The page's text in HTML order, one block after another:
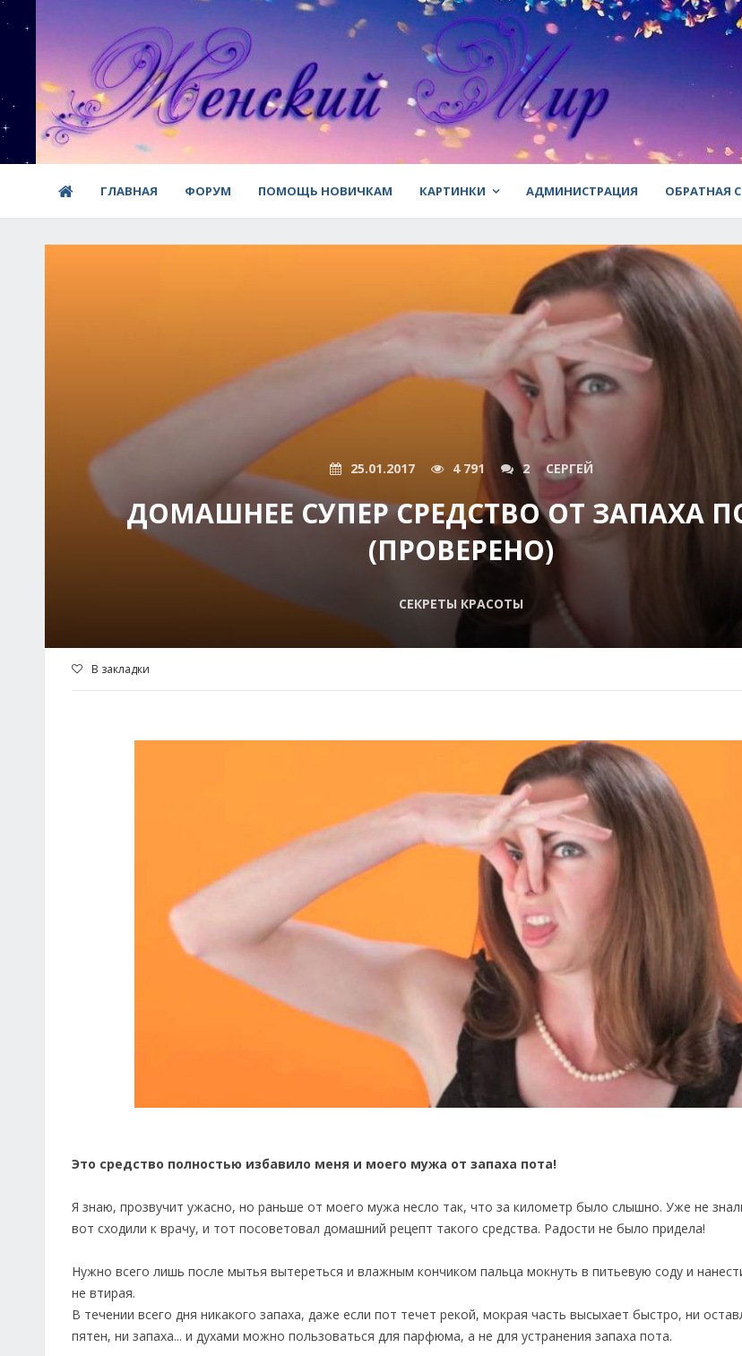
ГЛАВНАЯ ФОРУМ ПОМОЩЬ НОВИЧКАМ КАРТИНКИ АДМИНИСТРАЦИЯ ОБРАТНАЯ
25.01.2017 4 791 2 СЕРГЕЙ
ДОМАШНЕЕ СУПЕР СРЕДСТВО ОТ ЗАПАХА
(ПРОВЕРЕНО)
СЕКРЕТЫ КРАСОТЫ
В закладки
Это средство полностью избавило меня и моего мужа от запаха пота!
Я знаю, прозвучит ужасно, но раньше от моего мужа несло так, что за километр было слышно. Уже не
вот сходили к врачу, и тот посоветовал домашний рецепт такого средства. Радости не было придела!
Нужно всего лишь после мытья вытереться и влажным кончиком пальца мокнуть в питьевую соду и
не втирая.
В течении всего дня никакого запаха, даже если пот течет рекой, мокрая часть высыхает быстро, ни
пятен, ни запаха... и духами можно пользоваться для парфюма, а не для устранения запаха пота.